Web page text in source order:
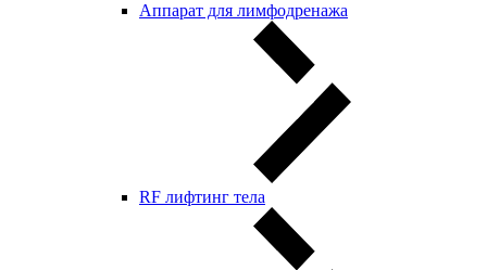
Аппарат для лимфодренажа
RF лифтинг тела